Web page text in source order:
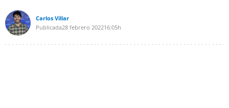
Carlos Villar
Publicada28 febrero 202216:05h